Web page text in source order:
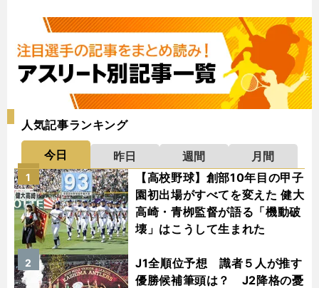
人気記事ランキング
今日 昨日 週間
月間
【高校野球】創部10年目の甲子
園初出場がすべてを変えた 健大
高崎・青栁監督が語る「機動破
壊」はこうして生まれた
1
J1全順位予想 識者５人が推す
優勝候補筆頭は？ J2降格の憂
2